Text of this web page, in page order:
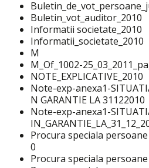
Buletin_vot_auditor_2010
Informatii societate_2010
Informatii_societate_2010
M
M_Of_1002-
NOTE_EXPLICATIVE_2010
Note-exp-anexa1-
N GARANTIE LA 31122010
Note-exp-anexa1-
Procura speciala
0
Procura speciala persoane